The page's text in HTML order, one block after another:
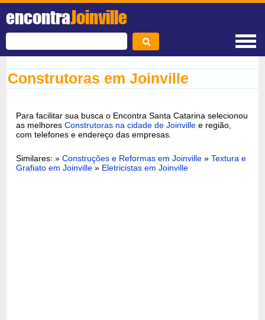
encontraJoinville
Construtoras em Joinville
Para facilitar sua busca o Encontra Santa Catarina selecionou
as melhoresConstrutoras na cidade de Joinville e região,
com telefones e endereço das empresas.
Similares: »Construções e Reformas em Joinville »Textura e
Grafiato em Joinville » Eletricistas em Joinville